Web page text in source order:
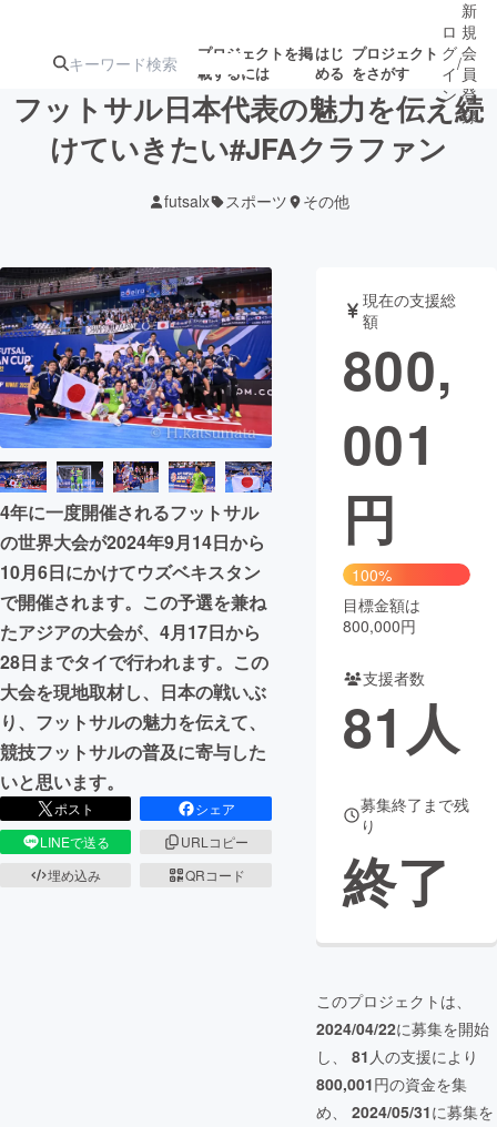
プロジェクトを掲
載するには
はじ
める
プロジェクト
をさがす
ジェクト
募集終了が近いプ
ロジェクト
アート・写真 音楽
テクノロジー・ガジェット ゲーム・サ
映像・映画
ビジネス・起業
まちづくり・地域活性化
CAMPFIRE for Social Good
CAMPFIRE Creation
CAMPFIREふるさと納税machi-ya コミュニティ
ロ
グ
イ
ン
/
新
規
会
員
登
録
フットサル日本代表の魅力を伝え続
けていきたい#JFAクラファン
futsalx スポーツ その他
4年に一度開催されるフットサル
の世界大会が2024年9月14日から
10月6日にかけてウズベキスタン
で開催されます。この予選を兼ね
たアジアの大会が、4月17日から
28日までタイで行われます。この
大会を現地取材し、日本の戦いぶ
り、フットサルの魅力を伝えて、
競技フットサルの普及に寄与した
いと思います。
ポスト
シェア
LINEで送る
URLコピー
埋め込み
QRコード
現在の支援総
額
800,
001
円
100%
目標金額は
800,000円
支援者数
81 人
募集終了まで残
り
終了
このプロジェクトは、
2024/04/22に募集を開始
し、 81 人の支援により
800,001円の資金を集
め、 2024/05/31に募集を